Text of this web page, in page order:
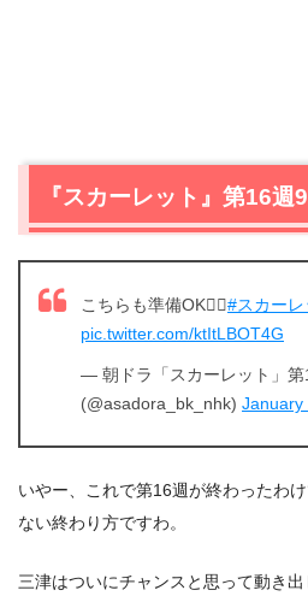
『スカーレット』第16週
こちらも準備OK🙆‍♀️#スカーレ
pic.twitter.com/ktItLBOT4G
— 朝ドラ「スカーレット」第
(@asadora_bk_nhk) January
いやー、これで第16週が終わったわ
ない終わり方ですわ。
三津はついにチャンスと思って動き